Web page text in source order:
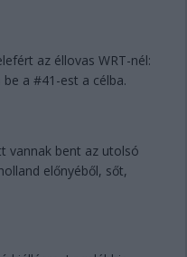
az éllovas WRT-nél:
a #41-est a célba.
vannak bent az utolsó
előnyéből, sőt,